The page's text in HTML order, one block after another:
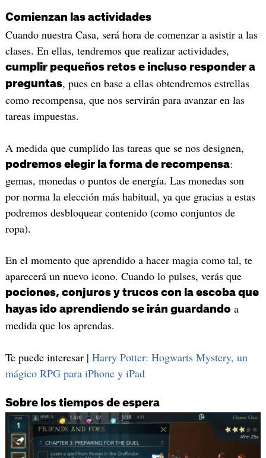
Comienzan las actividades
Cuando nuestra Casa, será hora de comenzar a asistir a las
clases. En ellas, tendremos que realizar actividades,
cumplir pequeños retos e incluso responder a
preguntas, pues en base a ellas obtendremos estrellas
como recompensa, que nos servirán para avanzar en las
tareas impuestas.
A medida que cumplido las tareas que se nos designen,
podremos elegir la forma de recompensa:
gemas, monedas o puntos de energía. Las monedas son
por norma la elección más habitual, ya que gracias a estas
podremos desbloquear contenido (como conjuntos de
ropa).
En el momento que aprendido a hacer magia como tal, te
aparecerá un nuevo icono. Cuando lo pulses, verás que
pociones, conjuros y trucos con la escoba que
hayas ido aprendiendo se irán guardando a
medida que los aprendas.
Te puede interesar | Harry Potter: Hogwarts Mystery, un
mágico RPG para iPhone y iPad
Sobre los tiempos de espera